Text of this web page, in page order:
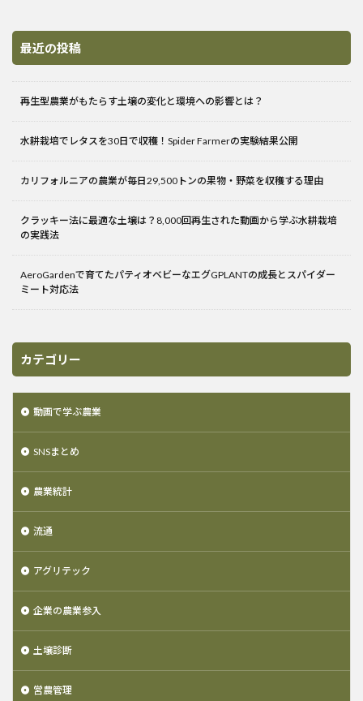
最近の投稿
再生型農業がもたらす土壌の変化と環境への影響とは？
水耕栽培でレタスを30日で収穫！Spider Farmerの実験結果公開
カリフォルニアの農業が毎日29,500トンの果物・野菜を収穫する理由
クラッキー法に最適な土壌は？8,000回再生された動画から学ぶ水耕栽培
の実践法
AeroGardenで育てたパティオベビーなエグGPLANTの成長とスパイダー
ミート対応法
カテゴリー
動画で学ぶ農業
SNSまとめ
農業統計
流通
アグリテック
企業の農業参入
土壌診断
営農管理